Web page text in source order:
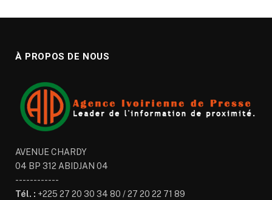
À PROPOS DE NOUS
AVENUE CHARDY
04 BP 312 ABIDJAN 04
------------
Tél. : +225 27 20 30 34 80 / 27 20 22 71 89